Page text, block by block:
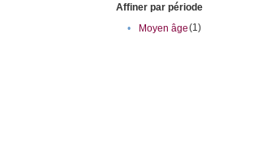
Affiner par période
•
Moyen âge(1)